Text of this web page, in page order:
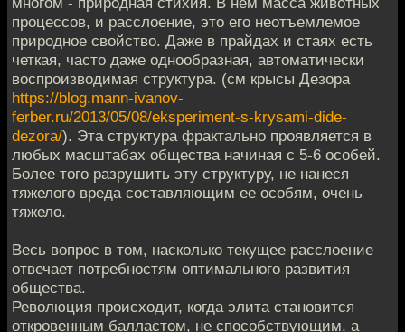
процессов, и расслоение, это его неотъемлемое
природное свойство. Даже в прайдах и стаях есть
четкая, часто даже однообразная, автоматически
воспроизводимая структура. (см крысы Дезора
https://blog.mann-ivanov-
ferber.ru/2013/05/08/eksperiment-s-krysami-dide-
dezora/). Эта структура фрактально проявляется в
любых масштабах общества начиная с 5-6 особей.
Более того разрушить эту структуру, не нанеся
тяжелого вреда составляющим ее особям, очень
тяжело.
Весь вопрос в том, насколько текущее расслоение
отвечает потребностям оптимального развития
общества.
Революция происходит, когда элита становится
откровенным балластом, не способствующим, а